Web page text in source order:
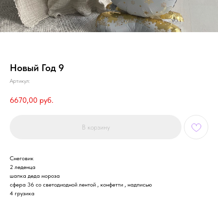
Новый Год 9
Артикул:
6670,00 руб.
В корзину
Снеговик
2 леденца
шапка деда мороза
сфера 36 со светодиодной лентой , конфетти , надписью
4 грузика